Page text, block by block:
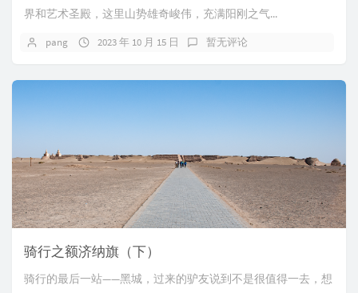
界和艺术圣殿，这里山势雄奇峻伟，充满阳刚之气...
pang 2023 年 10 月 15 日 暂无评论
骑行之额济纳旗（下）
骑行的最后一站——黑城，过来的驴友说到不是很值得一去，想